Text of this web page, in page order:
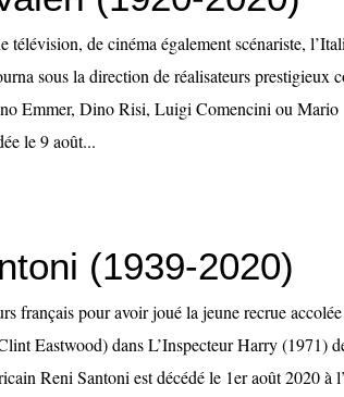
télévision, de cinéma également scénariste,
sous la direction de réalisateurs prestigieux
Emmer, Dino Risi, Luigi Comencini ou Mario
le 9 août...
(1939-2020)
français pour avoir joué la jeune recrue accolée
Eastwood) dans L’Inspecteur Harry (1971)
Reni Santoni est décédé le 1er août 2020 à